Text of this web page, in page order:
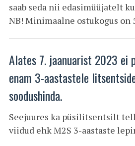
saab seda nii edasimüüjatelt
NB! Minimaalne ostukogus on
Alates 7. jaanuarist 2023 ei
enam 3-aastastele
soodushinda.
Seejuures ka püsilitsentsilt
viidud ehk M2S 3-aastaste